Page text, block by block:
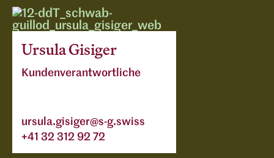
Ursula Gisiger
Kundenverantwortliche
ursula.gisiger@s-g.swiss
+41 32 312 92 72